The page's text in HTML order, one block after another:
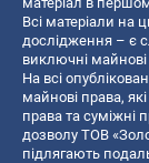
Всі матеріали на
дослідження – є
виключні
На всі
майнові права,
права та суміжні
дозволу ТОВ
підлягають